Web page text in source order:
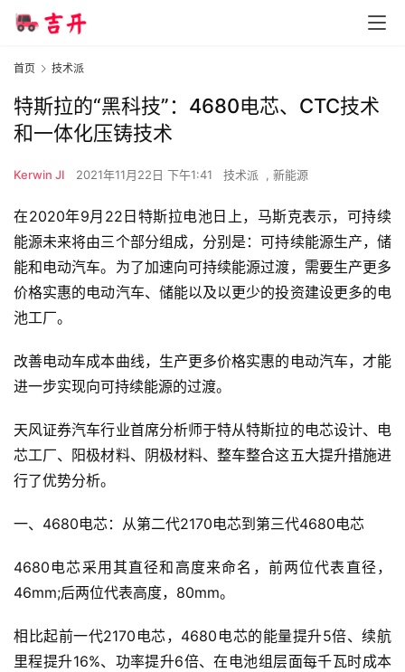
首页 技术派
特斯拉的“黑科技”：4680电芯、CTC技术
和一体化压铸技术
Kerwin JI 2021年11月22日 下午1:41 技术派 , 新能源
在2020年9月22日特斯拉电池日上，马斯克表示，可持续
能源未来将由三个部分组成，分别是：可持续能源生产，储
能和电动汽车。为了加速向可持续能源过渡，需要生产更多
价格实惠的电动汽车、储能以及以更少的投资建设更多的电
池工厂。
改善电动车成本曲线，生产更多价格实惠的电动汽车，才能
进一步实现向可持续能源的过渡。
天风证券汽车行业首席分析师于特从特斯拉的电芯设计、电
芯工厂、阳极材料、阴极材料、整车整合这五大提升措施进
行了优势分析。
一、4680电芯：从第二代2170电芯到第三代4680电芯
4680电芯采用其直径和高度来命名，前两位代表直径，
46mm;后两位代表高度，80mm。
相比起前一代2170电芯，4680电芯的能量提升5倍、续航
里程提升16%、功率提升6倍、在电池组层面每千瓦时成本